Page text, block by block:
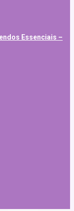
Essenciais –